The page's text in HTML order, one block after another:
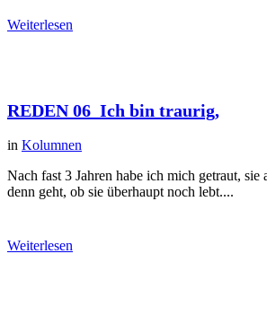
Weiterlesen
REDEN 06_Ich bin traurig,
in Kolumnen
Nach fast 3 Jahren habe ich mich getraut, sie
denn geht, ob sie überhaupt noch lebt....
Weiterlesen